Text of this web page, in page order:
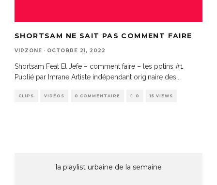
SHORTSAM NE SAIT PAS COMMENT FAIRE
VIPZONE · OCTOBRE 21, 2022
Shortsam Feat El Jefe – comment faire – les potins #1
Publié par Imrane Artiste indépendant originaire des
CLIPS VIDÉOS 0 COMMENTAIRE 0 15 VIEWS
la playlist urbaine de la semaine